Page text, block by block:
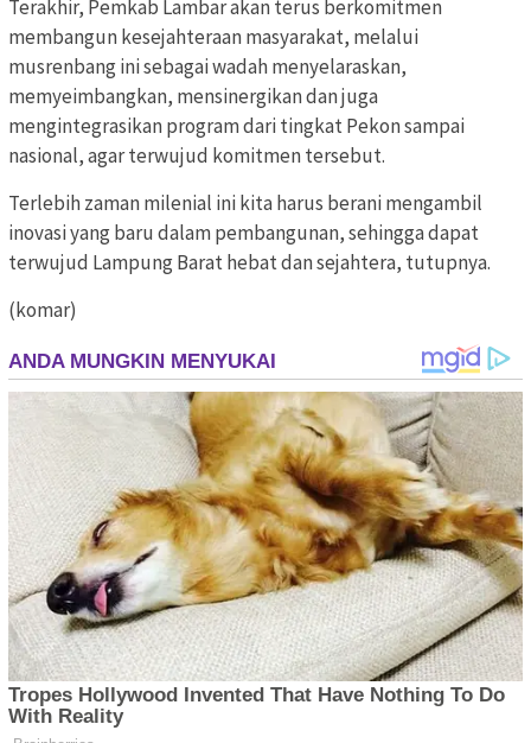
Terakhir, Pemkab Lambar akan terus berkomitmen
membangun kesejahteraan masyarakat, melalui
musrenbang ini sebagai wadah menyelaraskan,
memyeimbangkan, mensinergikan dan juga
mengintegrasikan program dari tingkat Pekon sampai
nasional, agar terwujud komitmen tersebut.
Terlebih zaman milenial ini kita harus berani mengambil
inovasi yang baru dalam pembangunan, sehingga dapat
terwujud Lampung Barat hebat dan sejahtera, tutupnya.
(komar)